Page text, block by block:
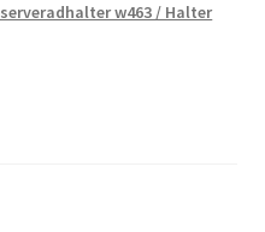
w463 / Halter